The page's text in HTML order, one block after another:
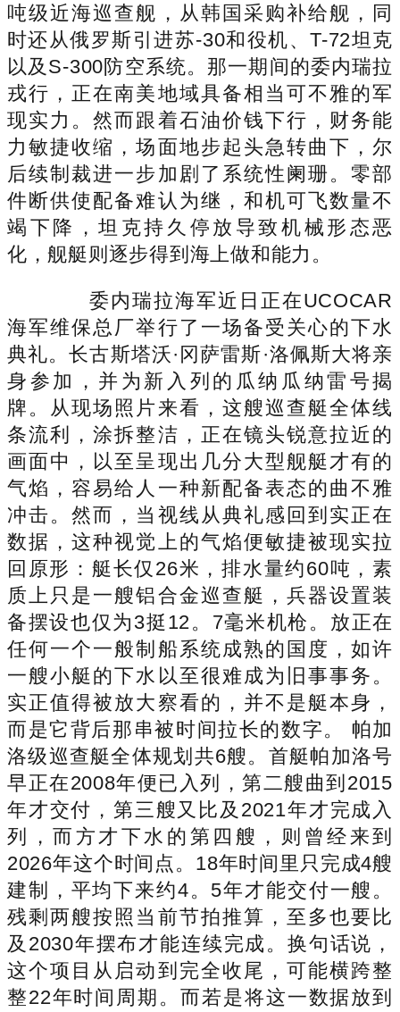
吨级近海巡查舰，从韩国采购补给舰，同
时还从俄罗斯引进苏-30和役机、T-72坦克
以及S-300防空系统。那一期间的委内瑞拉
戎行，正在南美地域具备相当可不雅的军
现实力。然而跟着石油价钱下行，财务能
力敏捷收缩，场面地步起头急转曲下，尔
后续制裁进一步加剧了系统性阑珊。零部
件断供使配备难认为继，和机可飞数量不
竭下降，坦克持久停放导致机械形态恶
化，舰艇则逐步得到海上做和能力。
委内瑞拉海军近日正在UCOCAR
海军维保总厂举行了一场备受关心的下水
典礼。长古斯塔沃·冈萨雷斯·洛佩斯大将亲
身参加，并为新入列的瓜纳瓜纳雷号揭
牌。从现场照片来看，这艘巡查艇全体线
条流利，涂拆整洁，正在镜头锐意拉近的
画面中，以至呈现出几分大型舰艇才有的
气焰，容易给人一种新配备表态的曲不雅
冲击。然而，当视线从典礼感回到实正在
数据，这种视觉上的气焰便敏捷被现实拉
回原形：艇长仅26米，排水量约60吨，素
质上只是一艘铝合金巡查艇，兵器设置装
备摆设也仅为3挺12。7毫米机枪。放正在
任何一个一般制船系统成熟的国度，如许
一艘小艇的下水以至很难成为旧事事务。
实正值得被放大察看的，并不是艇本身，
而是它背后那串被时间拉长的数字。 帕加
洛级巡查艇全体规划共6艘。首艇帕加洛号
早正在2008年便已入列，第二艘曲到2015
年才交付，第三艘又比及2021年才完成入
列，而方才下水的第四艘，则曾经来到
2026年这个时间点。18年时间里只完成4艘
建制，平均下来约4。5年才能交付一艘。
残剩两艘按照当前节拍推算，至多也要比
及2030年摆布才能连续完成。换句话说，
这个项目从启动到完全收尾，可能横跨整
整22年时间周期。而若是将这一数据放到